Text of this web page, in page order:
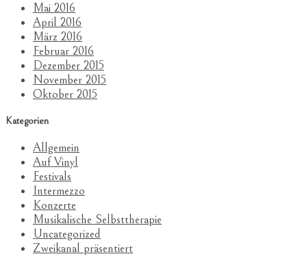
Mai 2016
April 2016
März 2016
Februar 2016
Dezember 2015
November 2015
Oktober 2015
Kategorien
Allgemein
Auf Vinyl
Festivals
Intermezzo
Konzerte
Musikalische Selbsttherapie
Uncategorized
Zweikanal präsentiert